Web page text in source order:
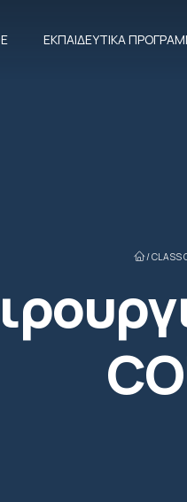
ΕΚΠΑΙΔΕΥΤΙΚΆ
/CLASS